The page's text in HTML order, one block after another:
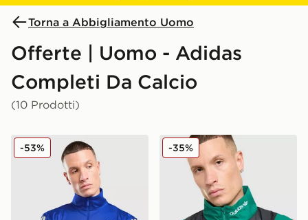
Torna a Abbigliamento Uomo
Offerte | Uomo - Adidas
Completi Da Calcio
(10 Prodotti)
adidas Giacca della Tuta Italy DNA
-53% adidas Originals Germany
-35%